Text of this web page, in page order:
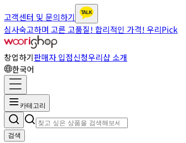
고객센터 및 문의하기
심사숙고하며 고른 고품질! 합리적인 가격! 우리Pick
창업하기판매자 입점신청우리샵 소개
한국어
카테고리
검색